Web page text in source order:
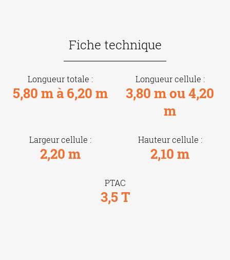
Fiche technique
Longueur totale :
5,80 m à 6,20 m
Longueur cellule :
3,80 m ou 4,20
m
Largeur cellule :
2,20 m
Hauteur cellule :
2,10 m
PTAC
3,5 T